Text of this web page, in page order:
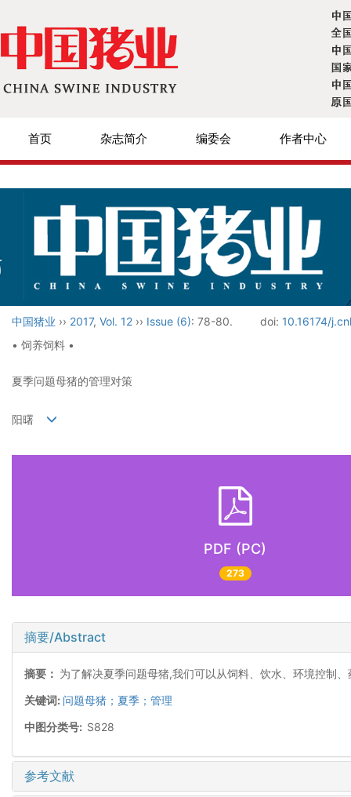
首页 杂志简介 编委会 作者中心
中国猪业 ›› 2017, Vol. 12 ›› Issue (6): 78-80. doi: 10.16174/
• 饲养饲料 •
夏季问题母猪的管理对策
阳曙
PDF (PC)
273
摘要/Abstract
摘要： 为了解决夏季问题母猪,我们可以从饲料、饮水、环境控制
关键词: 问题母猪；夏季；管理
中图分类号: S828
参考文献